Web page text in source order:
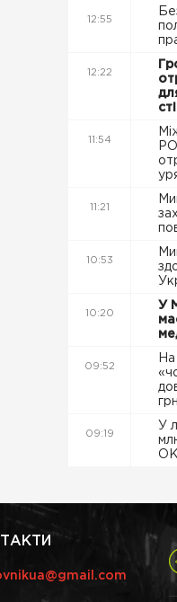
12:55
12:22
11:54
11:21
10:53
10:20
У
09:52
грн
09:19
У